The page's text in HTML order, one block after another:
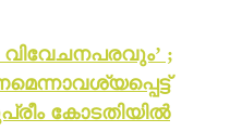
;
കോടതിയില്‍